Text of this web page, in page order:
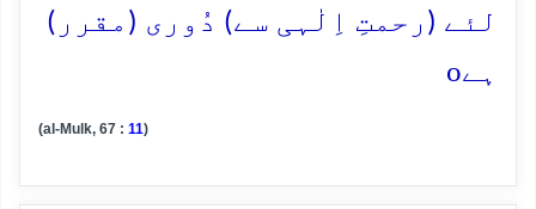
لئے (رحمتِ اِلٰہی سے) دُوری (مقرر)
ہےo
(al-Mulk, 67 : 11)